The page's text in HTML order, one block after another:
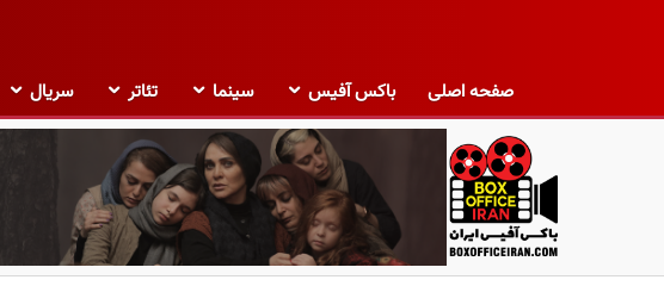
صفحه اصلی باکس آفیس سینما تئاتر سریال
ب